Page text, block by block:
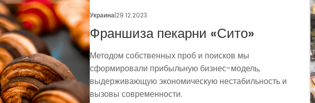
и
В Польше можно
развивать бизнес
О пути Кирилла Валадкевича и его
собственного бизнеса в Польше.